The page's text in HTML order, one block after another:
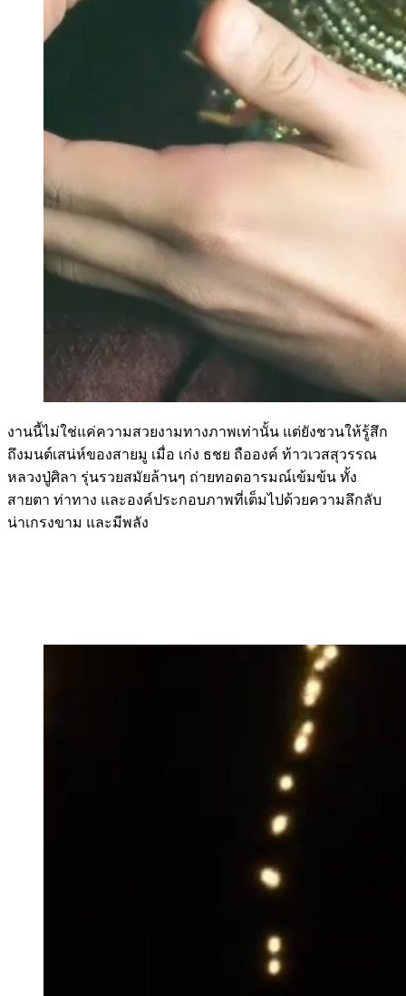
งานนี้ไม่ใช่แค่ความสวยงามทางภาพเท่านั้น แต่ยังชวนให้รู้สึก
ถึงมนต์เสน่ห์ของสายมู เมื่อ เก่ง ธชย ถือองค์ ท้าวเวสสุวรรณ
หลวงปู่ศิลา รุ่นรวยสมัยล้านๆ ถ่ายทอดอารมณ์เข้มข้น ทั้ง
สายตา ท่าทาง และองค์ประกอบภาพที่เต็มไปด้วยความลึกลับ
น่าเกรงขาม และมีพลัง